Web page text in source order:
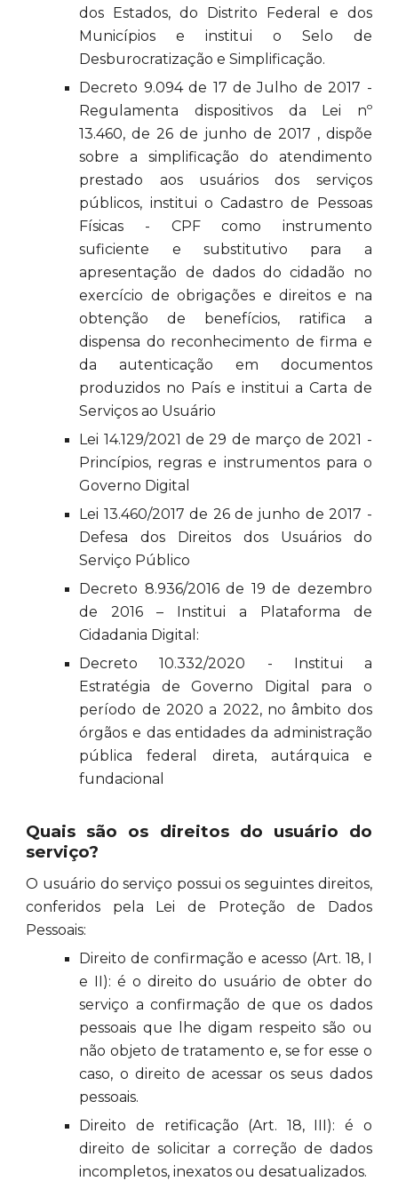
dos Estados, do Distrito Federal e dos
Municípios e institui o Selo de
Desburocratização e Simplificação.
Decreto 9.094 de 17 de Julho de 2017 -
Regulamenta dispositivos da Lei nº
13.460, de 26 de junho de 2017 , dispõe
sobre a simplificação do atendimento
prestado aos usuários dos serviços
públicos, institui o Cadastro de Pessoas
Físicas - CPF como instrumento
suficiente e substitutivo para a
apresentação de dados do cidadão no
exercício de obrigações e direitos e na
obtenção de benefícios, ratifica a
dispensa do reconhecimento de firma e
da autenticação em documentos
produzidos no País e institui a Carta de
Serviços ao Usuário
Lei 14.129/2021 de 29 de março de 2021 -
Princípios, regras e instrumentos para o
Governo Digital
Lei 13.460/2017 de 26 de junho de 2017 -
Defesa dos Direitos dos Usuários do
Serviço Público
Decreto 8.936/2016 de 19 de dezembro
de 2016 – Institui a Plataforma de
Cidadania Digital:
Decreto 10.332/2020 - Institui a
Estratégia de Governo Digital para o
período de 2020 a 2022, no âmbito dos
órgãos e das entidades da administração
pública federal direta, autárquica e
fundacional
Quais são os direitos do usuário do
serviço?
O usuário do serviço possui os seguintes direitos,
conferidos pela Lei de Proteção de Dados
Pessoais:
Direito de confirmação e acesso (Art. 18, I
e II): é o direito do usuário de obter do
serviço a confirmação de que os dados
pessoais que lhe digam respeito são ou
não objeto de tratamento e, se for esse o
caso, o direito de acessar os seus dados
pessoais.
Direito de retificação (Art. 18, III): é o
direito de solicitar a correção de dados
incompletos, inexatos ou desatualizados.